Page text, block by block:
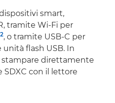
smart,
tramite Wi-Fi per
2, o tramite USB-C per
flash USB. In
stampare direttamente
SDXC con il lettore